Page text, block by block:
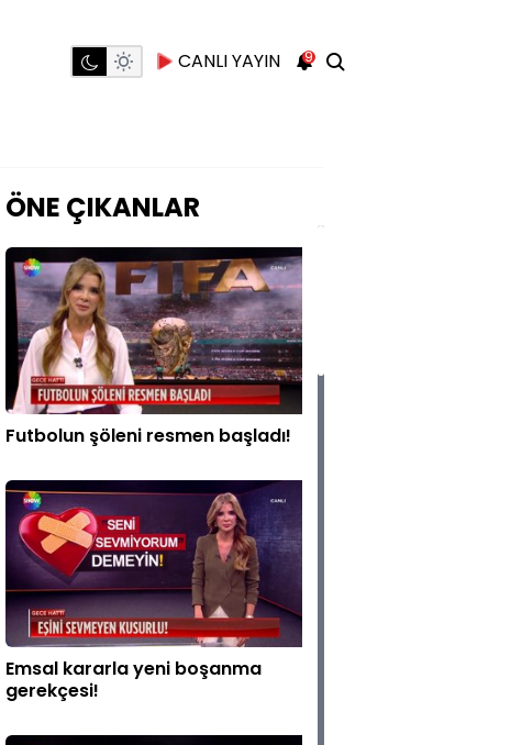
CANLI YAYIN 9
ÖNE ÇIKANLAR
Futbolun şöleni resmen başladı!
Emsal kararla yeni boşanma
gerekçesi!